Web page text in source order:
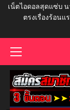
เน็ตไอดอลสุดแซ่บ
ตรงเรื่องร้อนแ
Menu